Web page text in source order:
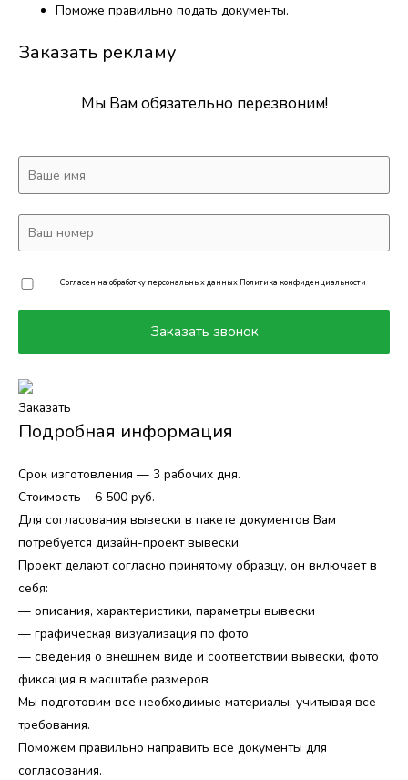
Поможе правильно подать документы​.
Заказать рекламу
Мы Вам обязательно перезвоним!
Согласен на обработку персональных данных Политика конфиденциальности
Заказать
Подробная информация
Срок изготовления — 3 рабочих дня.
Стоимость – 6 500 руб.
Для согласования вывески в пакете документов Вам
потребуется дизайн-проект вывески.
Проект делают согласно принятому образцу, он включает в
себя:
— описания, характеристики, параметры вывески
— графическая визуализация по фото
— сведения о внешнем виде и соответствии вывески, фото
фиксация в масштабе размеров
Мы подготовим все необходимые материалы, учитывая все
требования.
Поможем правильно направить все документы для
согласования.